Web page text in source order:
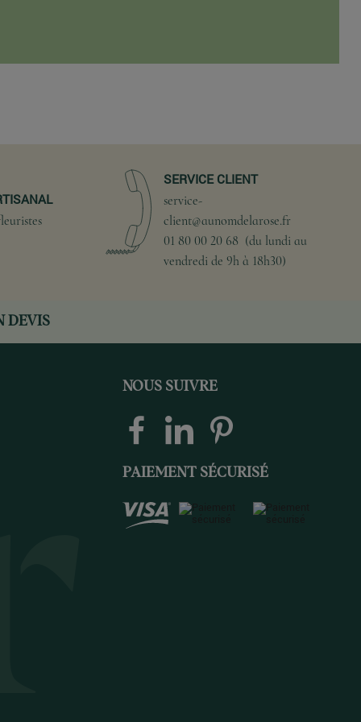
SERVICE CLIENT
service-
client@aunomdelarose.fr
01 80 00 20 68 (du lundi au
vendredi de 9h à 18h30)
DEVIS
NOUS SUIVRE
PAIEMENT SÉCURISÉ